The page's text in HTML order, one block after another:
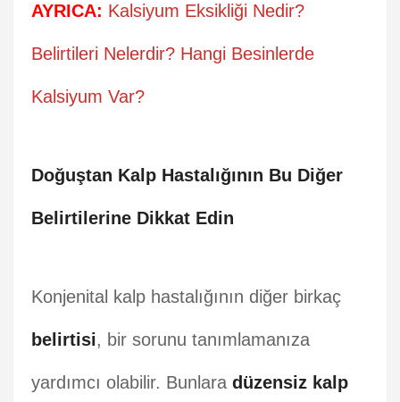
AYRICA: Kalsiyum Eksikliği Nedir?
Belirtileri Nelerdir? Hangi Besinlerde
Kalsiyum Var?
Doğuştan Kalp Hastalığının Bu Diğer
Belirtilerine Dikkat Edin
Konjenital kalp hastalığının diğer birkaç
belirtisi, bir sorunu tanımlamanıza
yardımcı olabilir. Bunlara düzensiz kalp